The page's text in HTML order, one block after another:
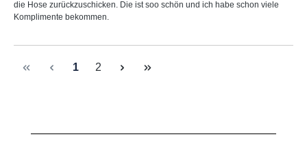
die Hose zurückzuschicken. Die ist soo schön und ich habe schon viele
Komplimente bekommen.
Seite
1 Seite
2